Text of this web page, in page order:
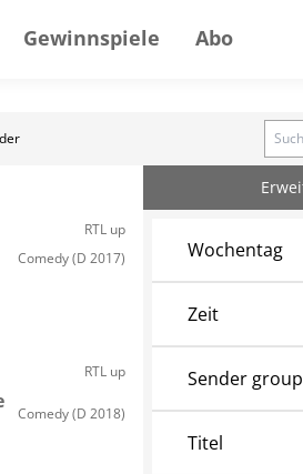
Gewinnspiele Abo
RTL up
Comedy(D 2017)
RTL up
Comedy(D 2018)
Wochentag
Zeit
Sender group
Titel